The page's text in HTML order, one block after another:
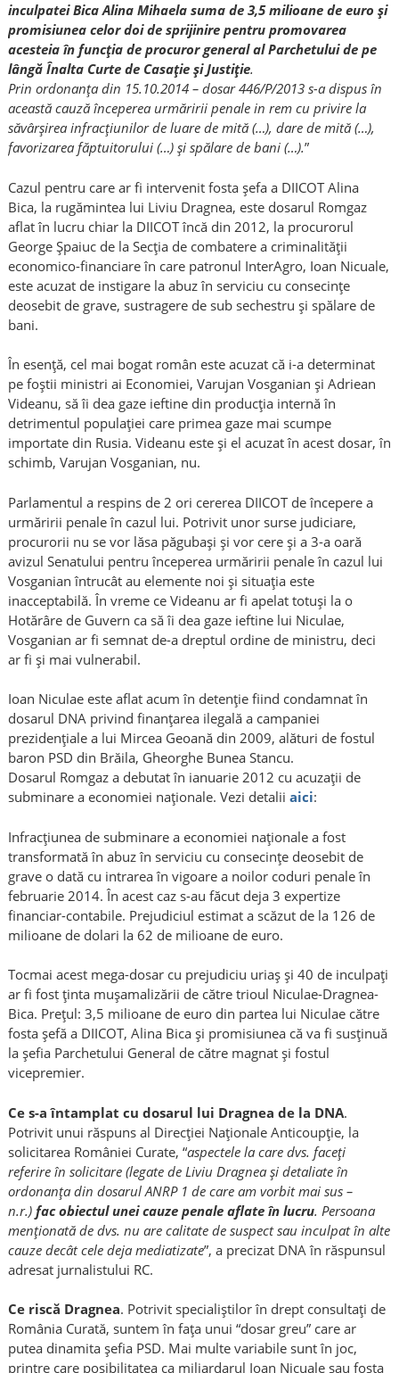
inculpatei Bica Alina Mihaela suma de 3,5 milioane de euro şi
promisiunea celor doi de sprijinire pentru promovarea
acesteia în funcţia de procuror general al Parchetului de pe
lângă Înalta Curte de Casaţie şi Justiţie.
Prin ordonanţa din 15.10.2014 – dosar 446/P/2013 s-a dispus în
această cauză începerea urmăririi penale in rem cu privire la
săvârşirea infracţiunilor de luare de mită (…), dare de mită (…),
favorizarea făptuitorului (…) şi spălare de bani (…).”
Cazul pentru care ar fi intervenit fosta şefa a DIICOT Alina
Bica, la rugămintea lui Liviu Dragnea, este dosarul Romgaz
aflat în lucru chiar la DIICOT încă din 2012, la procurorul
George Şpaiuc de la Secţia de combatere a criminalităţii
economico-financiare în care patronul InterAgro, Ioan Nicuale,
este acuzat de instigare la abuz în serviciu cu consecinţe
deosebit de grave, sustragere de sub sechestru şi spălare de
bani.
În esenţă, cel mai bogat român este acuzat că i-a determinat
pe foştii ministri ai Economiei, Varujan Vosganian şi Adriean
Videanu, să îi dea gaze ieftine din producţia internă în
detrimentul populaţiei care primea gaze mai scumpe
importate din Rusia. Videanu este şi el acuzat în acest dosar, în
schimb, Varujan Vosganian, nu.
Parlamentul a respins de 2 ori cererea DIICOT de începere a
urmăririi penale în cazul lui. Potrivit unor surse judiciare,
procurorii nu se vor lăsa păgubaşi şi vor cere şi a 3-a oară
avizul Senatului pentru începerea urmăririi penale în cazul lui
Vosganian întrucât au elemente noi şi situaţia este
inacceptabilă. În vreme ce Videanu ar fi apelat totuşi la o
Hotărâre de Guvern ca să îi dea gaze ieftine lui Niculae,
Vosganian ar fi semnat de-a dreptul ordine de ministru, deci
ar fi şi mai vulnerabil.
Ioan Niculae este aflat acum în detenţie fiind condamnat în
dosarul DNA privind finanţarea ilegală a campaniei
prezidenţiale a lui Mircea Geoană din 2009, alături de fostul
baron PSD din Brăila, Gheorghe Bunea Stancu.
Dosarul Romgaz a debutat în ianuarie 2012 cu acuzaţii de
subminare a economiei naţionale. Vezi detalii aici:
Infracţiunea de subminare a economiei naţionale a fost
transformată în abuz în serviciu cu consecinţe deosebit de
grave o dată cu intrarea în vigoare a noilor coduri penale în
februarie 2014. În acest caz s-au făcut deja 3 expertize
financiar-contabile. Prejudiciul estimat a scăzut de la 126 de
milioane de dolari la 62 de milioane de euro.
Tocmai acest mega-dosar cu prejudiciu uriaş şi 40 de inculpaţi
ar fi fost ţinta muşamalizării de către trioul Niculae-Dragnea-
Bica. Preţul: 3,5 milioane de euro din partea lui Niculae către
fosta şefă a DIICOT, Alina Bica şi promisiunea că va fi susţinuă
la şefia Parchetului General de către magnat şi fostul
vicepremier.
Ce s-a întamplat cu dosarul lui Dragnea de la DNA.
Potrivit unui răspuns al Direcţiei Naţionale Anticoupţie, la
solicitarea României Curate, “aspectele la care dvs. faceţi
referire în solicitare (legate de Liviu Dragnea şi detaliate în
ordonanţa din dosarul ANRP 1 de care am vorbit mai sus –
n.r.)fac obiectul unei cauze penale aflate în lucru. Persoana
menţionată de dvs. nu are calitate de suspect sau inculpat în alte
cauze decât cele deja mediatizate”, a precizat DNA în răspunsul
adresat jurnalistului RC.
Ce riscă Dragnea. Potrivit specialiştilor în drept consultaţi de
România Curată, suntem în faţa unui “dosar greu” care ar
putea dinamita şefia PSD. Mai multe variabile sunt în joc,
printre care posibilitatea ca miliardarul Ioan Nicuale sau fosta